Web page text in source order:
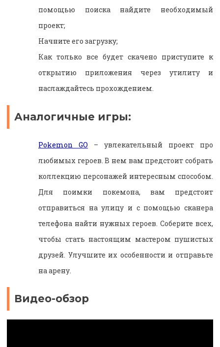
помощью поиска найдите необходимый
проект;
Начните его загрузку;
Как только все будет скачено приступите к
открытию приложения через утилиту и
наслаждайтесь прохождением.
Аналогичные игры:
Pokemon GO – увлекательный проект про
любимых героев. В нем вам предстоит собрать
коллекцию персонажей интересным способом.
Для поимки покемона, вам предстоит
отправиться на улицу и с помощью сканера
телефона найти нужных героев. Соберите всех,
чтобы стать настоящим мастером пушистых
друзей. Улучшите их особенности и отправьте
на арену.
Видео-обзор